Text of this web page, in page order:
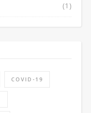
(1)
COVID-19